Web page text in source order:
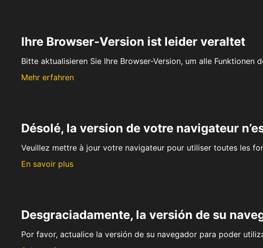
Ihre Browser-Version ist leider veraltet
Bitte aktualisieren Sie Ihre Browser-Version, um alle Funktionen
Mehr erfahren
Désolé, la version de votre navigateur
Veuillez mettre à jour votre navigateur pour utiliser toutes les
En savoir plus
Desgraciadamente, la versión de su
Por favor, actualice la versión de su navegador para poder